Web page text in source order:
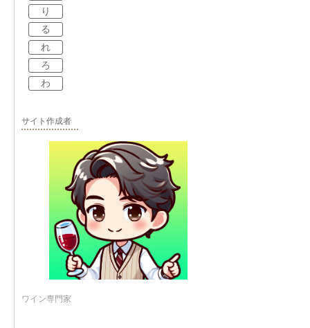
り
る
れ
ろ
わ
サイト作成者
ワイン専門家